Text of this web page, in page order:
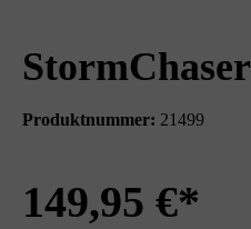
StormChaser
Produktnummer: 21499
149,95 €*